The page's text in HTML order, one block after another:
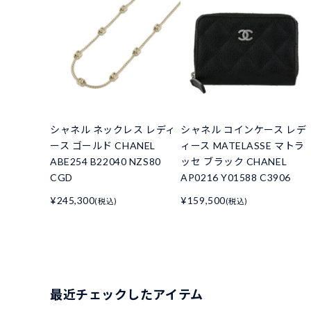
シャネル ネックレス レディ
ース ゴールド CHANEL
ABE254 B22040 NZS80
CGD
¥245,300(税込)
シャネル コインケース レデ
ィース MATELASSE マトラ
ッセ ブラック CHANEL
AP0216 Y01588 C3906
¥159,500(税込)
最近チェックしたアイテム